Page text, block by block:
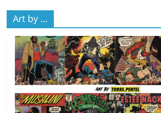
Art by …